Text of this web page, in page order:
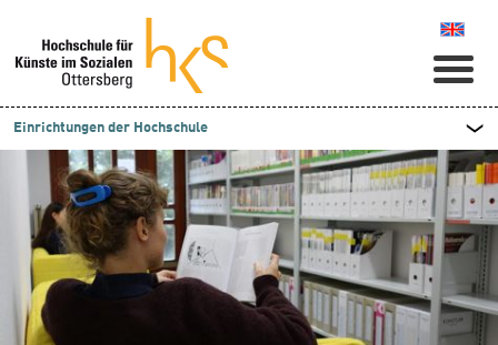
Einrichtungen der Hochschule